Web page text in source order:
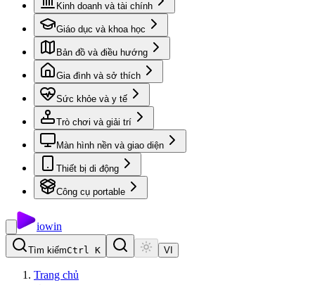
Kinh doanh và tài chính
Giáo dục và khoa học
Bản đồ và điều hướng
Gia đình và sở thích
Sức khỏe và y tế
Trò chơi và giải trí
Màn hình nền và giao diện
Thiết bị di động
Công cụ portable
iowin
Tìm kiếmCtrl K VI
Trang chủ